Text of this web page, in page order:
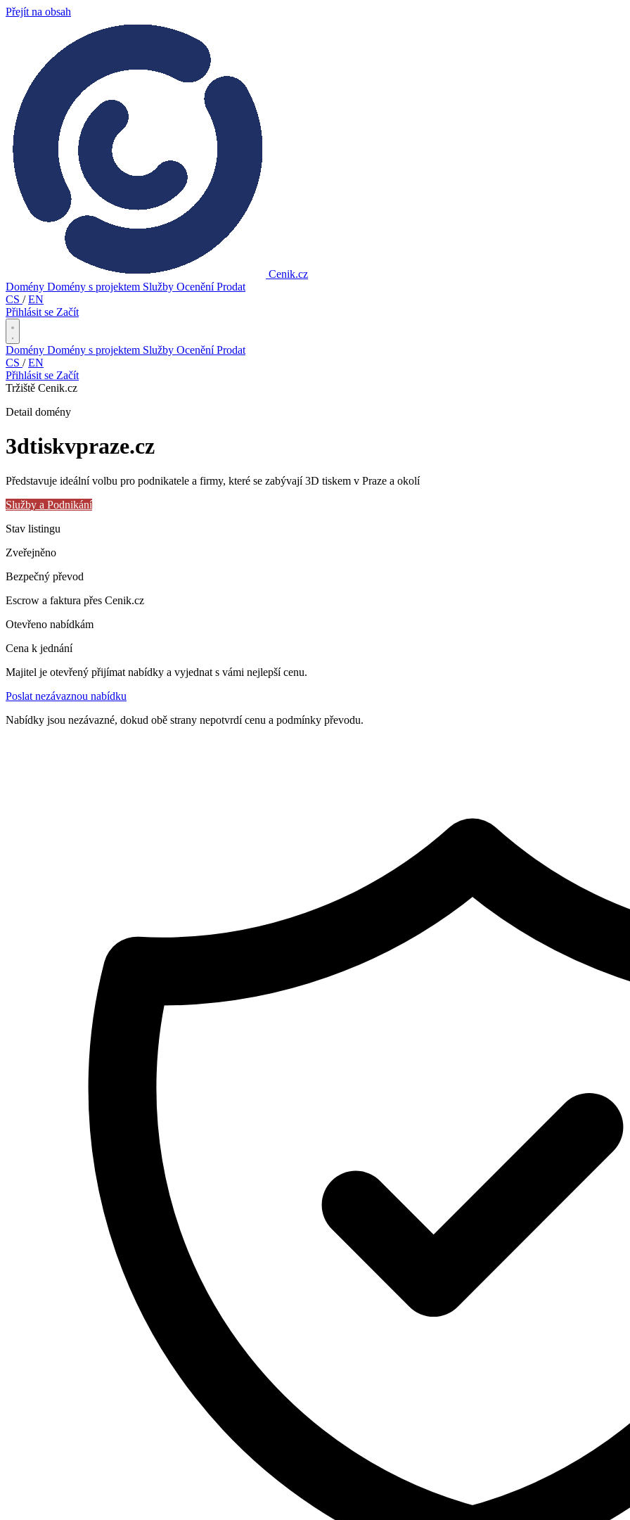
Přejít na obsah
Cenik.cz
Domény Domény s projektem Služby OceněníProdat
CS / EN
Přihlásit se Začít
Domény Domény s projektem Služby OceněníProdat
CS / EN
Přihlásit se Začít
Tržiště Cenik.cz
Detail domény
3dtiskvpraze.cz
Představuje ideální volbu pro podnikatele a firmy, které se zabývají 3D tiskem v Praze a okolí
Služby a Podnikání
Stav listingu
Zveřejněno
Bezpečný převod
Escrow a faktura přes Cenik.cz
Otevřeno nabídkám
Cena k jednání
Majitel je otevřený přijímat nabídky a vyjednat s vámi nejlepší cenu.
Poslat nezávaznou nabídku
Nabídky jsou nezávazné, dokud obě strany nepotvrdí cenu a podmínky převodu.